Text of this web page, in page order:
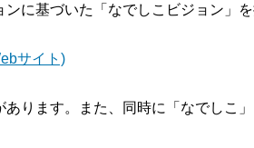
に基づいた「なでしこビジョン」を
サイト)
ります。また、同時に「なでしこ